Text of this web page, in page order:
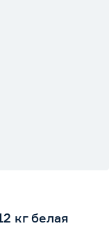
кг белая